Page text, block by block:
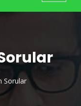
Sorular